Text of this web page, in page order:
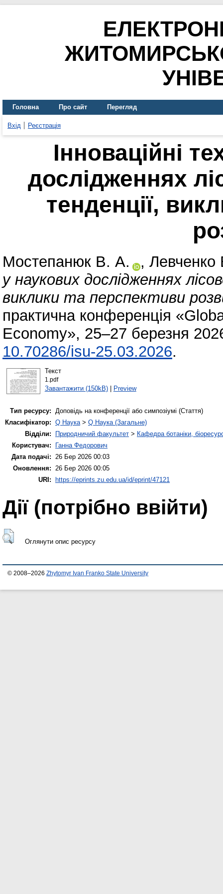
Головна Про сайт Перегляд
Вхід Реєстрація
Інноваційні
дослідженнях
тенденції,
Мостепанюк В. А. , Левченко
у наукових дослідженнях
виклики та перспективи
практична конференція
Economy», 25–27 березня
10.70286/isu-25.03.2026.
Текст
1.pdf
Завантажити (150kB)| Preview
Тип ресурсу: Доповідь на конференції або симпозіумі (Стаття)
Класифікатор: Q Наука> Q Наука (Загальне)
Відділи:
Природничий факультет > Кафедра ботаніки,
Користувач:
Ганна Федорович
Дата подачі: 26 Бер 2026 00:03
Оновлення: 26 Бер 2026 00:05
URI:
https://eprints.zu.edu.ua/id/eprint/47121
Дії ​​(потрібно ввійти)
Оглянути опис ресурсу
© 2008–2026 Zhytomyr Ivan Franko State University